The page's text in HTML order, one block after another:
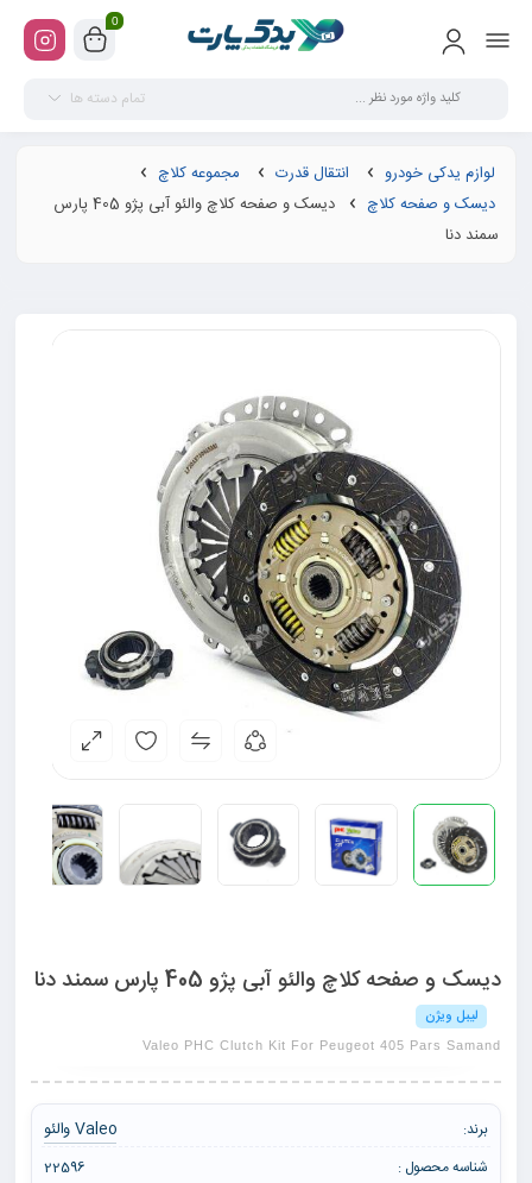
0
تمام دسته ها
لوازم یدکی خودرو انتقال قدرت
مجموعه کلاچ
دیسک و صفحه کلاچ
دیسک و صفحه کلاچ والئو آبی پژو 405 پارس
سمند دنا
دیسک و صفحه کلاچ والئو آبی پژو 405 پارس سمند دنا
لیبل ویژن
Valeo PHC Clutch Kit For Peugeot 405 Pars Samand
برند: Valeo والئو
شناسه محصول :
22596